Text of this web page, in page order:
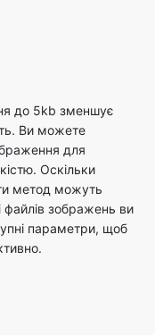
до 5kb зменшує
Ви можете
для
метод можуть
файлів зображень ви
параметри, щоб